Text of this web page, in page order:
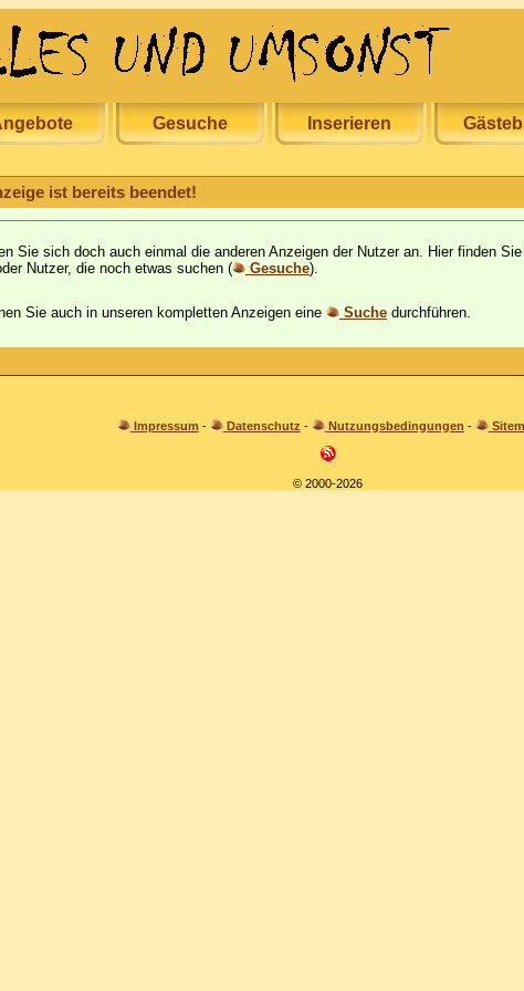
Gesuche Inserieren
ist bereits beendet!
Sie sich doch auch einmal die anderen Anzeigen der Nutzer an. Hier finden
Nutzer, die noch etwas suchen ( Gesuche).
Sie auch in unseren kompletten Anzeigen eine Suchedurchführen.
Impressum - Datenschutz - Nutzungsbedingungen -
© 2000-2026